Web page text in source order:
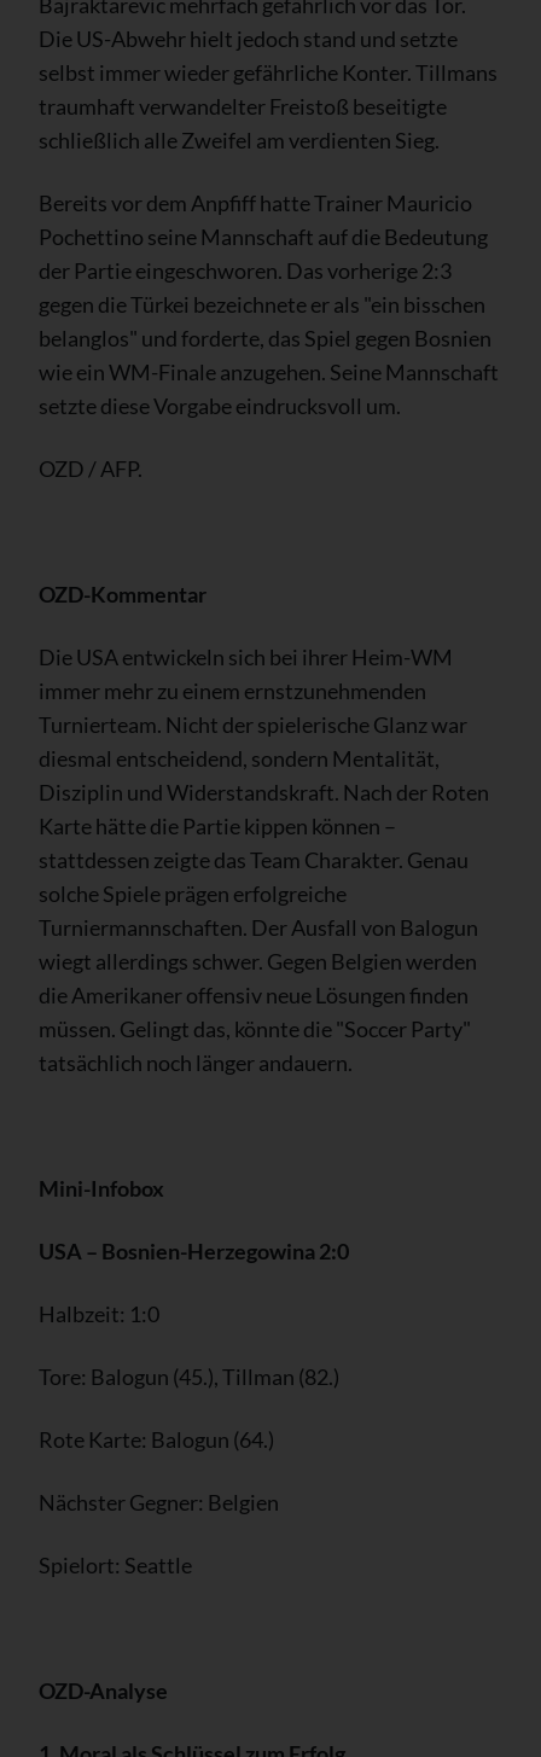
Die US-Abwehr hielt jedoch stand und setzte
selbst immer wieder gefährliche Konter. Tillmans
traumhaft verwandelter Freistoß beseitigte
schließlich alle Zweifel am verdienten Sieg.
Bereits vor dem Anpfiff hatte Trainer Mauricio
Pochettino seine Mannschaft auf die Bedeutung
der Partie eingeschworen. Das vorherige 2:3
gegen die Türkei bezeichnete er als "ein bisschen
belanglos" und forderte, das Spiel gegen Bosnien
wie ein WM-Finale anzugehen. Seine Mannschaft
setzte diese Vorgabe eindrucksvoll um.
OZD / AFP.
OZD-Kommentar
Die USA entwickeln sich bei ihrer Heim-WM
immer mehr zu einem ernstzunehmenden
Turnierteam. Nicht der spielerische Glanz war
diesmal entscheidend, sondern Mentalität,
Disziplin und Widerstandskraft. Nach der Roten
Karte hätte die Partie kippen können –
stattdessen zeigte das Team Charakter. Genau
solche Spiele prägen erfolgreiche
Turniermannschaften. Der Ausfall von Balogun
wiegt allerdings schwer. Gegen Belgien werden
die Amerikaner offensiv neue Lösungen finden
müssen. Gelingt das, könnte die "Soccer Party"
tatsächlich noch länger andauern.
Mini-Infobox
USA – Bosnien-Herzegowina 2:0
Halbzeit: 1:0
Tore: Balogun (45.), Tillman (82.)
Rote Karte: Balogun (64.)
Nächster Gegner: Belgien
Spielort: Seattle
OZD-Analyse